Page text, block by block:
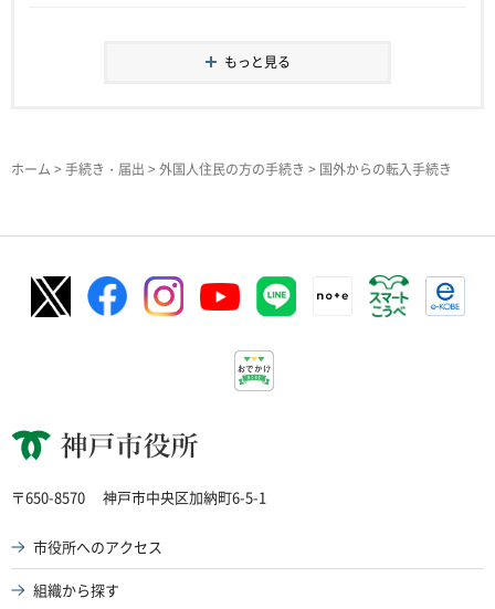
もっと見る
ホーム > 手続き・届出 > 外国人住民の方の手続き > 国外からの転入手続き
神戸市役所
〒650-8570 神戸市中央区加納町6-5-1
市役所へのアクセス
組織から探す